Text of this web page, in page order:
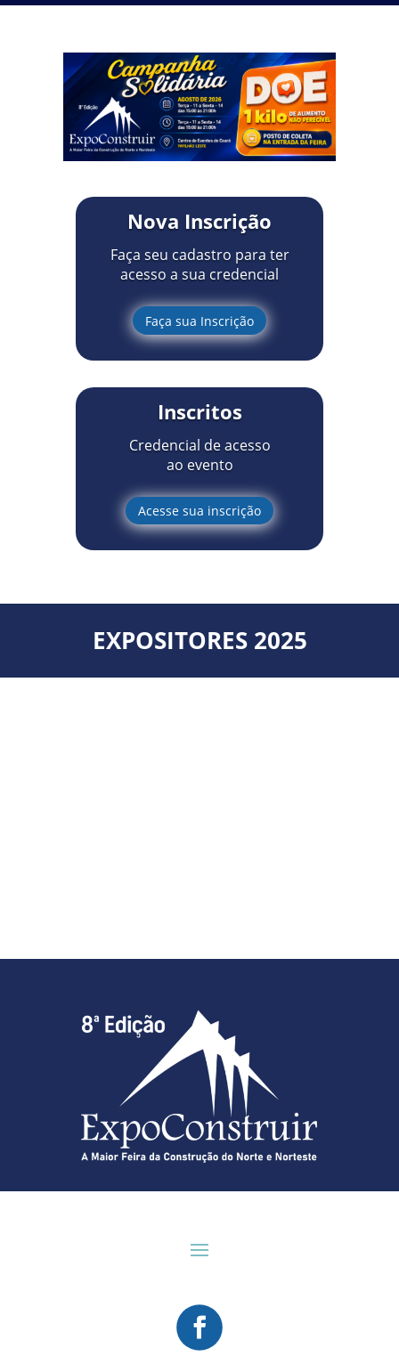
Nova Inscrição
Faça seu cadastro para ter
acesso a sua credencial
Faça sua Inscrição
Inscritos
Credencial de acesso
ao evento
Acesse sua inscrição
EXPOSITORES 2025